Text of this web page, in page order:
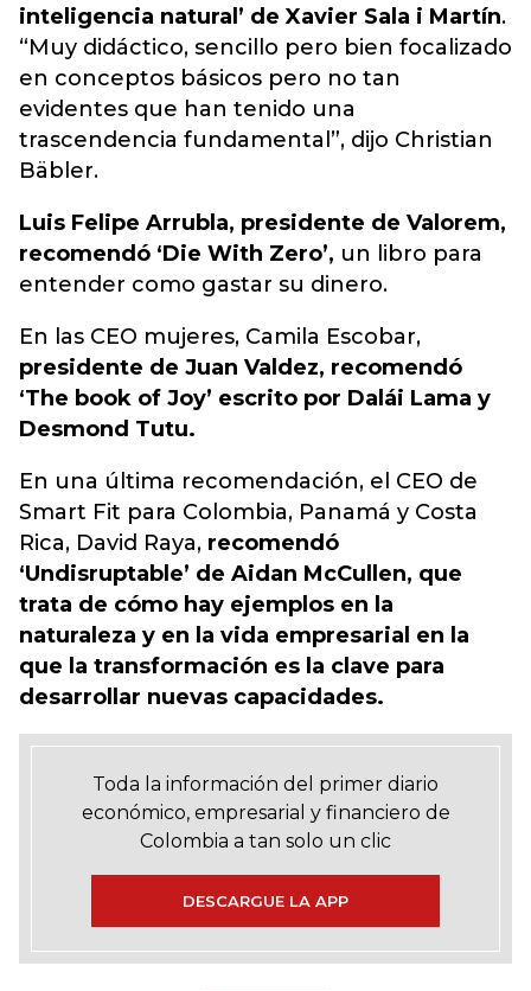
inteligencia natural’ de Xavier Sala i Martín.
“Muy didáctico, sencillo pero bien focalizado
en conceptos básicos pero no tan
evidentes que han tenido una
trascendencia fundamental”, dijo Christian
Bäbler.
Luis Felipe Arrubla, presidente de Valorem,
recomendó ‘Die With Zero’, un libro para
entender como gastar su dinero.
En las CEO mujeres, Camila Escobar,
presidente de Juan Valdez, recomendó
‘The book of Joy’ escrito por Dalái Lama y
Desmond Tutu.
En una última recomendación, el CEO de
Smart Fit para Colombia, Panamá y Costa
Rica, David Raya, recomendó
‘Undisruptable’ de Aidan McCullen, que
trata de cómo hay ejemplos en la
naturaleza y en la vida empresarial en la
que la transformación es la clave para
desarrollar nuevas capacidades.
Toda la información del primer diario
económico, empresarial y financiero de
Colombia a tan solo un clic
DESCARGUE LA APP